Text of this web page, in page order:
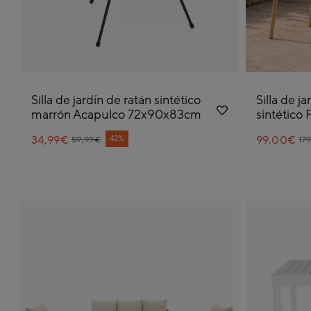
Silla de jardín de ratán sintético
marrón Acapulco 72x90x83cm
Price reduced from
59,99€
to 42%
34,99€
Silla de
sintético
to
99,00€